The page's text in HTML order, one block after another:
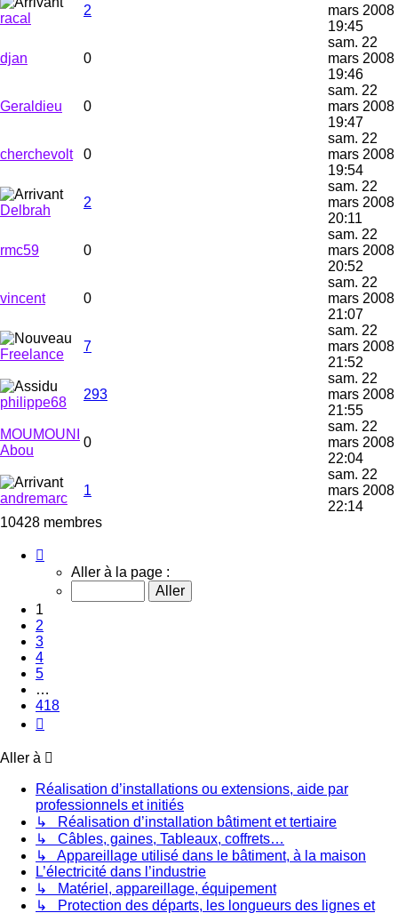
racal
2
mars 2008
19:45
djan 0
sam. 22
mars 2008
19:46
Geraldieu 0
sam. 22
mars 2008
19:47
cherchevolt 0
sam. 22
mars 2008
19:54
Delbrah
2
sam. 22
mars 2008
20:11
rmc59 0
sam. 22
mars 2008
20:52
vincent 0
sam. 22
mars 2008
21:07
Freelance
7
sam. 22
mars 2008
21:52
philippe68
293
sam. 22
mars 2008
21:55
MOUMOUNI
Abou
0
sam. 22
mars 2008
22:04
andremarc
1
sam. 22
mars 2008
22:14
10428 membres
418
Aller à la page :
1
2
3
4
5
…
418
Aller à
Réalisation d’installations ou extensions, aide par
professionnels et initiés
↳ Réalisation d’installation bâtiment et tertiaire
↳ Câbles, gaines, Tableaux, coffrets…
↳ Appareillage utilisé dans le bâtiment, à la maison
L’électricité dans l’industrie
↳ Matériel, appareillage, équipement
↳ Protection des départs, les longueurs des lignes et